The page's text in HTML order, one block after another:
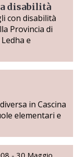
disabilità
con disabilità
Provincia di
e
in Cascina
elementari e
- 30 Maggio